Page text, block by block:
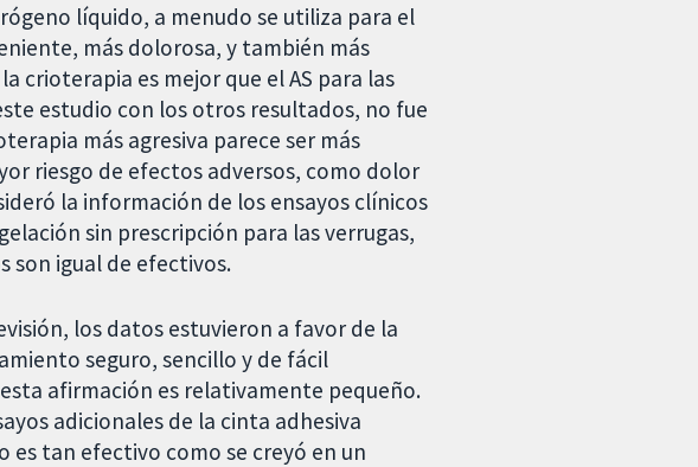
líquido, a menudo se utiliza para el
más dolorosa, y también más
crioterapia es mejor que el AS para las
estudio con los otros resultados, no fue
más agresiva parece ser más
riesgo de efectos adversos, como dolor
la información de los ensayos clínicos
sin prescripción para las verrugas,
son igual de efectivos.
los datos estuvieron a favor de la
seguro, sencillo y de fácil
afirmación es relativamente pequeño.
adicionales de la cinta adhesiva
tan efectivo como se creyó en un